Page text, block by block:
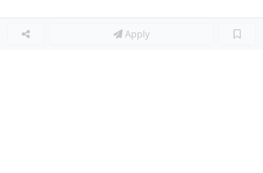
Apply